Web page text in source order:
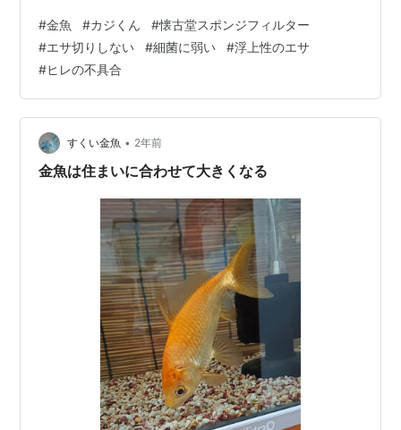
は気がかりな古いフィルターを早くも出すことにしまし
た。おととい水槽のフタに付いた茶ゴケは拭ったけど、
フィルターの真上辺りの部分をティッシュで触ったらも
う茶色くなってる…？ カジくんが細菌に弱くなってると
したら、水槽が汚くなる(水質が悪くなる)原因は取り除
か…
#金魚 #カジくん #懐古堂スポンジフィルター
#エサ切りしない #細菌に弱い #浮上性のエサ
#ヒレの不具合
すくい金魚 • 2年前
金魚は住まいに合わせて大きくなる